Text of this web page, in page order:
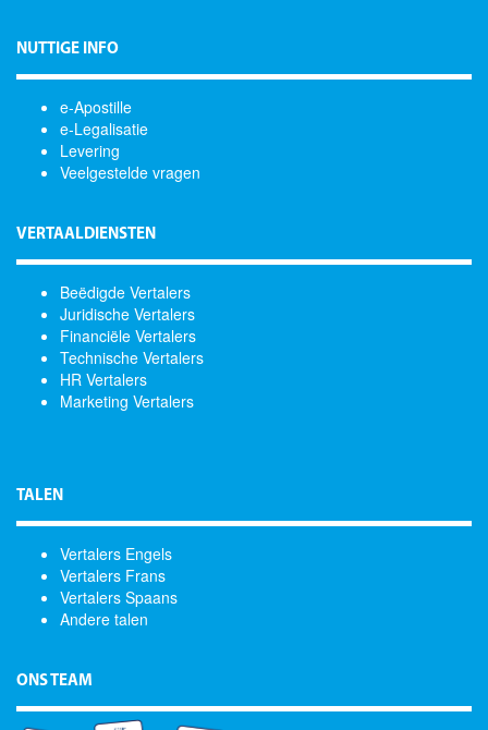
NUTTIGE INFO
e-Apostille
e-Legalisatie
Levering
Veelgestelde vragen
VERTAALDIENSTEN
Beëdigde Vertalers
Juridische Vertalers
Financiële Vertalers
Technische Vertalers
HR Vertalers
Marketing Vertalers
TALEN
Vertalers Engels
Vertalers Frans
Vertalers Spaans
Andere talen
ONS TEAM